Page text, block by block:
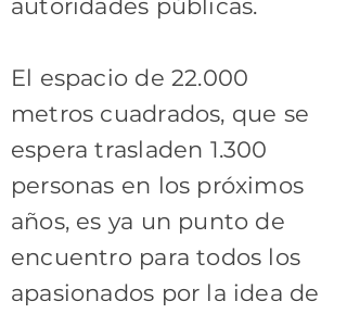
autoridades públicas.
El espacio de 22.000
metros cuadrados, que se
espera trasladen 1.300
personas en los próximos
años, es ya un punto de
encuentro para todos los
apasionados por la idea de